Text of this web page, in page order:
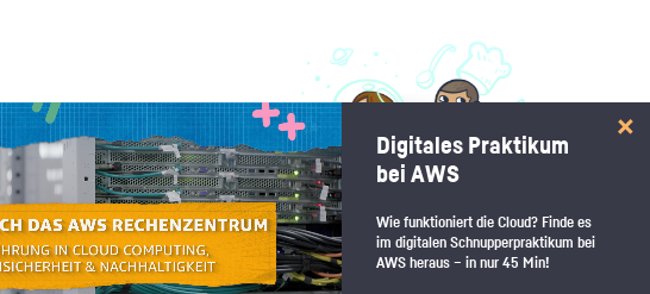
was dich interessiert:
zum Stärkentest.
Digitales Praktikum
bei AWS
Wie funktioniert die Cloud? Finde es
im digitalen Schnupperpraktikum bei
AWS heraus – in nur 45 Min!